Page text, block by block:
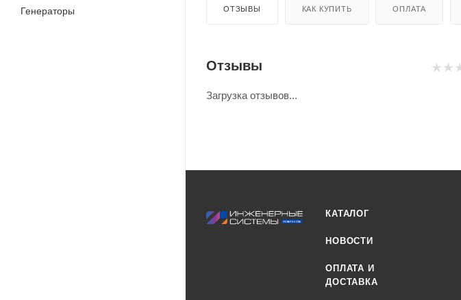
Генераторы ОТЗЫВЫ КАК КУПИТЬ ОПЛАТА
Отзывы
Загрузка отзывов...
КАТАЛОГ
НОВОСТИ
ОПЛАТА И
ДОСТАВКА